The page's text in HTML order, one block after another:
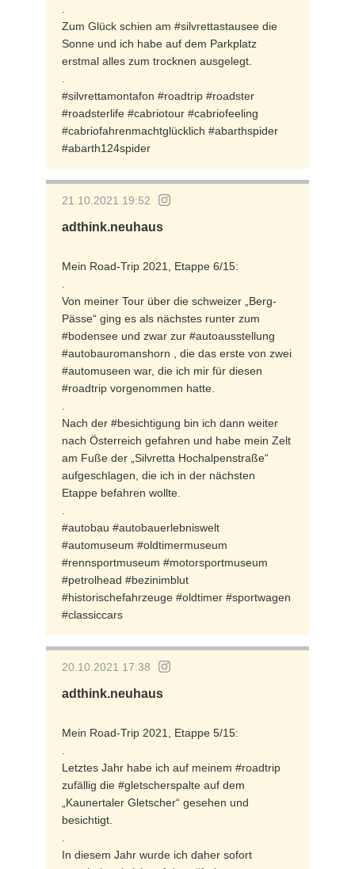
Zum Glück schien am #silvrettastausee die
Sonne und ich habe auf dem Parkplatz
erstmal alles zum trocknen ausgelegt.
#silvrettamontafon #roadtrip #roadster
#roadsterlife #cabriotour #cabriofeeling
#cabriofahrenmachtglücklich #abarthspider
#abarth124spider
21.10.2021 19:52
adthink.neuhaus
Mein Road-Trip 2021, Etappe 6/15:
Von meiner Tour über die schweizer „Berg-
Pässe“ ging es als nächstes runter zum
#bodensee und zwar zur #autoausstellung
#autobauromanshorn , die das erste von zwei
#automuseen war, die ich mir für diesen
#roadtrip vorgenommen hatte.
Nach der #besichtigung bin ich dann weiter
nach Österreich gefahren und habe mein Zelt
am Fuße der „Silvretta Hochalpenstraße“
aufgeschlagen, die ich in der nächsten
Etappe befahren wollte.
#autobau #autobauerlebniswelt
#automuseum #oldtimermuseum
#rennsportmuseum #motorsportmuseum
#petrolhead #bezinimblut
#historischefahrzeuge #oldtimer #sportwagen
#classiccars
20.10.2021 17:38
adthink.neuhaus
Mein Road-Trip 2021, Etappe 5/15:
Letztes Jahr habe ich auf meinem #roadtrip
zufällig die #gletscherspalte auf dem
„Kaunertaler Gletscher“ gesehen und
besichtigt.
In diesem Jahr wurde ich daher sofort